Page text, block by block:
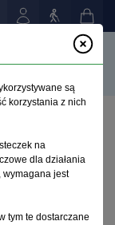
są
korzystania z nich
na
dla działania
wymagana jest
tym te dostarczane